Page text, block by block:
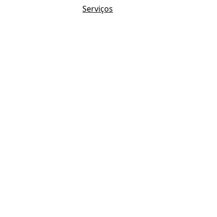
Serviços